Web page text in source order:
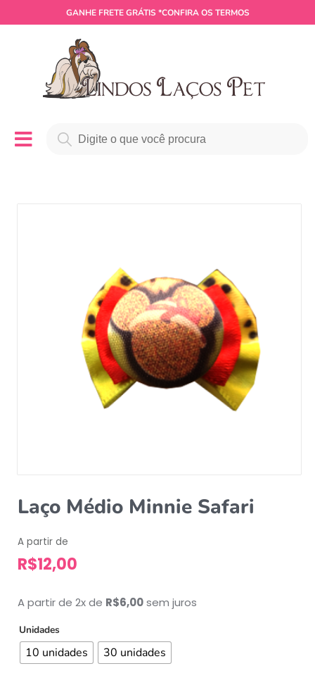
GANHE FRETE GRÁTIS *CONFIRA OS TERMOS
Laço Médio Minnie Safari
A partir de
R$12,00
A partir de 2x de R$6,00sem juros
Unidades
10 unidades 30 unidades